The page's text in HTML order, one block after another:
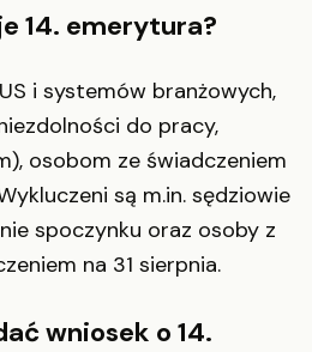
14. emerytura?
i systemów branżowych,
do pracy,
osobom ze świadczeniem
są m.in. sędziowie
spoczynku oraz osoby z
na 31 sierpnia.
wniosek o 14.